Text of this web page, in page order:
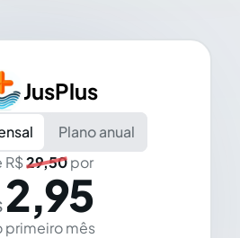
JusPlus
Plano anual
R$29,50por
2,95
primeiro mês